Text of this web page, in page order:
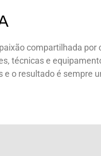
compartilhada
técnicas e
e o resultado é sempre